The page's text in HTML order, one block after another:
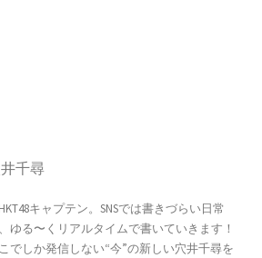
千尋
キャプテン。SNSでは書きづらい日常
ゆる〜くリアルタイムで書いていきます！
でしか発信しない“今”の新しい穴井千尋を